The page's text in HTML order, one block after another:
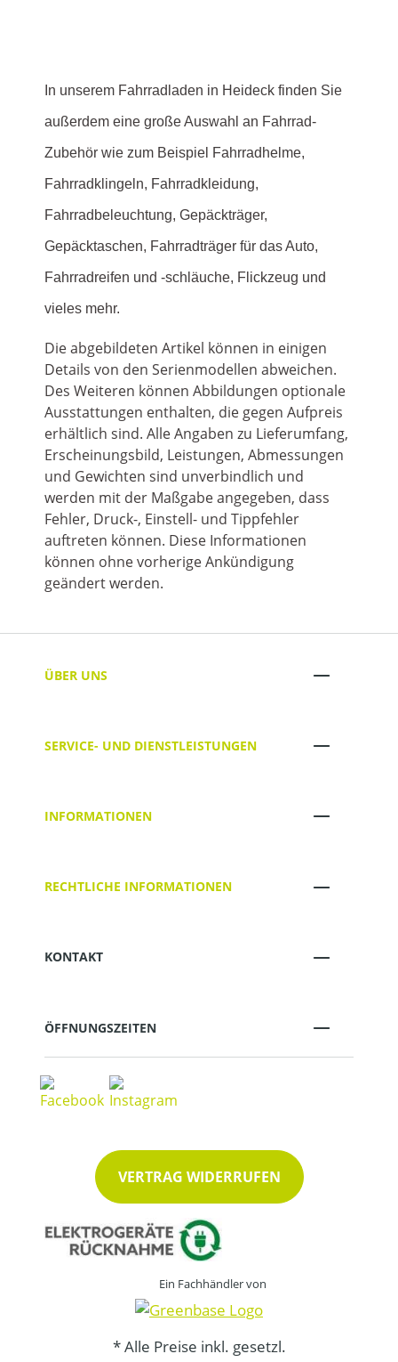
In unserem Fahrradladen in Heideck finden Sie
außerdem eine große Auswahl an Fahrrad-
Zubehör wie zum Beispiel Fahrradhelme,
Fahrradklingeln, Fahrradkleidung,
Fahrradbeleuchtung, Gepäckträger,
Gepäcktaschen, Fahrradträger für das Auto,
Fahrradreifen und -schläuche, Flickzeug und
vieles mehr.
Die abgebildeten Artikel können in einigen
Details von den Serienmodellen abweichen.
Des Weiteren können Abbildungen optionale
Ausstattungen enthalten, die gegen Aufpreis
erhältlich sind. Alle Angaben zu Lieferumfang,
Erscheinungsbild, Leistungen, Abmessungen
und Gewichten sind unverbindlich und
werden mit der Maßgabe angegeben, dass
Fehler, Druck-, Einstell- und Tippfehler
auftreten können. Diese Informationen
können ohne vorherige Ankündigung
geändert werden.
ÜBER UNS
SERVICE- UND DIENSTLEISTUNGEN
INFORMATIONEN
RECHTLICHE INFORMATIONEN
KONTAKT
ÖFFNUNGSZEITEN
VERTRAG WIDERRUFEN
Ein Fachhändler von
* Alle Preise inkl. gesetzl.